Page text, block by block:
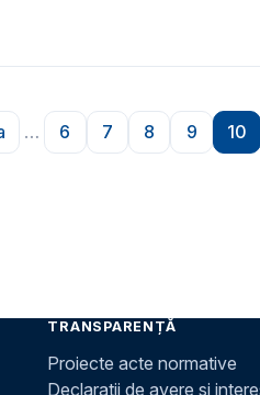
anterioară
…
Pagina
6
Pagina
7
Pagina
8
Pagina
9 10
TRANSPARENȚĂ
Proiecte acte normative
Declarații de avere și